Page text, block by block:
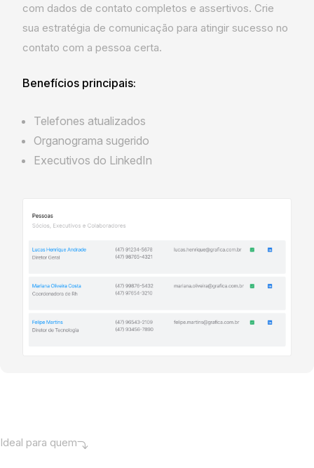
com dados de contato completos e assertivos. Crie
sua estratégia de comunicação para atingir sucesso no
contato com a pessoa certa.
Benefícios principais:
Telefones atualizados
Organograma sugerido
Executivos do LinkedIn
Ideal para quem